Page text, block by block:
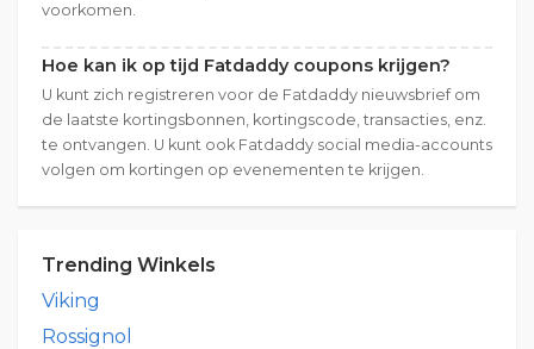
voorkomen.
Hoe kan ik op tijd Fatdaddy coupons krijgen?
U kunt zich registreren voor de Fatdaddy nieuwsbrief om
de laatste kortingsbonnen, kortingscode, transacties, enz.
te ontvangen. U kunt ook Fatdaddy social media-accounts
volgen om kortingen op evenementen te krijgen.
Trending Winkels
Viking
Rossignol